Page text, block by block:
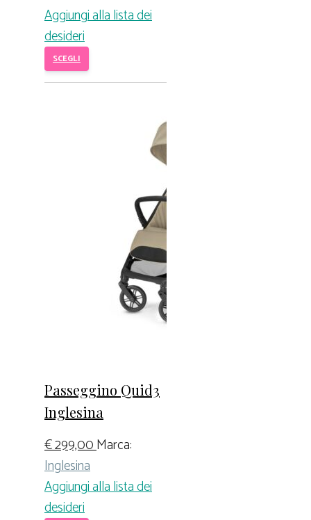
Aggiungi alla lista dei
desideri
SCEGLI
Passeggino Quid3
Inglesina
€299,00Marca:
Inglesina
Aggiungi alla lista dei
desideri